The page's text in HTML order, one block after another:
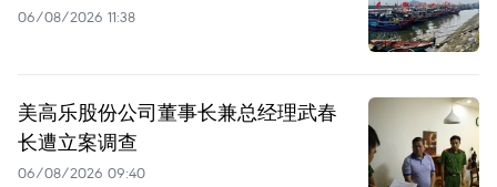
06/08/2026 11:38
美高乐股份公司董事长兼总经理武春
长遭立案调查
06/08/2026 09:40